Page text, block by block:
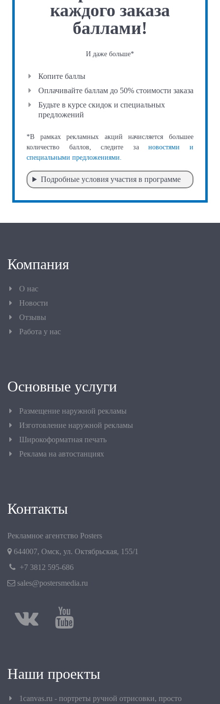
каждого заказа
баллами!
И даже больше*
Копите баллы
Оплачивайте баллам до 50% стоимости заказа
Будьте в курсе скидок и специальных
предложений
*В рамках рекламных акций начисляется большее
количество баллов, следите зановостями и
специальными предложениями.
Подробные условия участия в программе
Компания
О нас
Новости
Отзывы
Работа у нас
Основные услуги
Размещение наружной рекламы
Изготовление наружной рекламы
Широкоформатная печать
Реклама на автостанциях
Контакты
Рекламное агентство Posters
644007, Омск, ул. Октябрьская, 155/1
+7 3812 595-686
sales@postersmedia.ru
Наши проекты
1canvas.ru - портреты ручной отрисовки, просто